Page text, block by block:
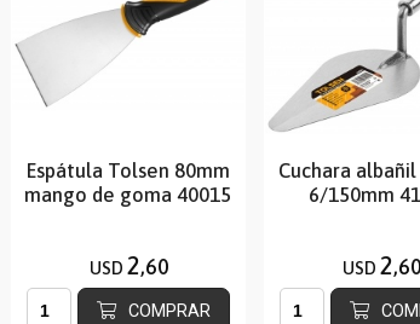
Espátula Tolsen 80mm
mango de goma 40015
USD 2,60
COMPRAR
Cuchara
6/150mm
USD 2,60